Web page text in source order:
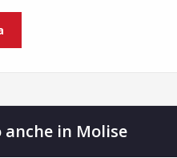
anche in Molise